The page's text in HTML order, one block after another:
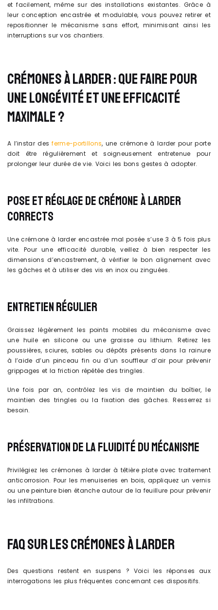
et facilement, même sur des installations existantes. Grâce à
leur conception encastrée et modulable, vous pouvez retirer et
repositionner le mécanisme sans effort, minimisant ainsi les
interruptions sur vos chantiers.
CRÉMONES À LARDER : QUE FAIRE POUR
UNE LONGÉVITÉ ET UNE EFFICACITÉ
MAXIMALE ?
A l’instar desferme-portillons, une crémone à larder pour porte
doit être régulièrement et soigneusement entretenue pour
prolonger leur durée de vie. Voici les bons gestes à adopter.
POSE ET RÉGLAGE DE CRÉMONE À LARDER
CORRECTS
Une crémone à larder encastrée mal posée s’use 3 à 5 fois plus
vite. Pour une efficacité durable, veillez à bien respecter les
dimensions d’encastrement, à vérifier le bon alignement avec
les gâches et à utiliser des vis en inox ou zinguées.
ENTRETIEN RÉGULIER
Graissez légèrement les points mobiles du mécanisme avec
une huile en silicone ou une graisse au lithium. Retirez les
poussières, sciures, sables ou dépôts présents dans la rainure
à l’aide d’un pinceau fin ou d’un souffleur d’air pour prévenir
grippages et la friction répétée des tringles.
Une fois par an, contrôlez les vis de maintien du boîtier, le
maintien des tringles ou la fixation des gâches. Resserrez si
besoin.
PRÉSERVATION DE LA FLUIDITÉ DU MÉCANISME
Privilégiez les crémones à larder à têtière plate avec traitement
anticorrosion. Pour les menuiseries en bois, appliquez un vernis
ou une peinture bien étanche autour de la feuillure pour prévenir
les infiltrations.
FAQ SUR LES CRÉMONES À LARDER
Des questions restent en suspens ? Voici les réponses aux
interrogations les plus fréquentes concernant ces dispositifs.